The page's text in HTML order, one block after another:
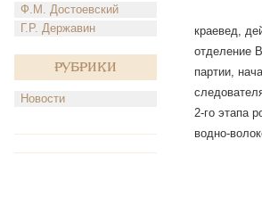
Ф.М. Достоевский
Г.Р. Державин
Рубрики
Новости
краевед,
отделение
партии,
2-го этапа
водно-